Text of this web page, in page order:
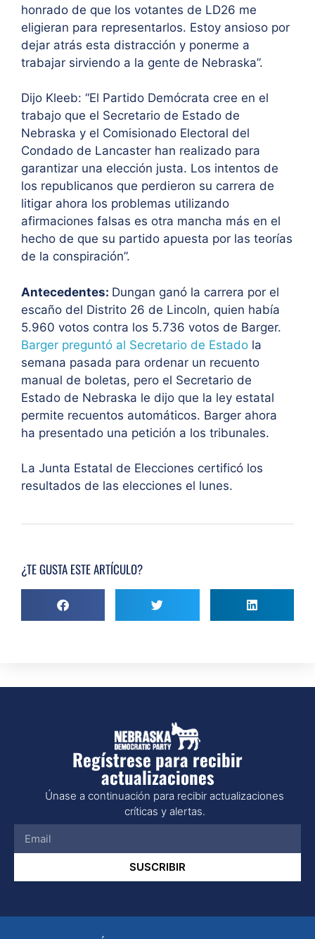
honrado de que los votantes de LD26 me
eligieran para representarlos. Estoy ansioso por
dejar atrás esta distracción y ponerme a
trabajar sirviendo a la gente de Nebraska”.
Dijo Kleeb: “El Partido Demócrata cree en el
trabajo que el Secretario de Estado de
Nebraska y el Comisionado Electoral del
Condado de Lancaster han realizado para
garantizar una elección justa. Los intentos de
los republicanos que perdieron su carrera de
litigar ahora los problemas utilizando
afirmaciones falsas es otra mancha más en el
hecho de que su partido apuesta por las teorías
de la conspiración”.
Antecedentes: Dungan ganó la carrera por el
escaño del Distrito 26 de Lincoln, quien había
5.960 votos contra los 5.736 votos de Barger.
Barger preguntó al Secretario de Estado la
semana pasada para ordenar un recuento
manual de boletas, pero el Secretario de
Estado de Nebraska le dijo que la ley estatal
permite recuentos automáticos. Barger ahora
ha presentado una petición a los tribunales.
La Junta Estatal de Elecciones certificó los
resultados de las elecciones el lunes.
¿TE GUSTA ESTE ARTÍCULO?
Regístrese para recibir
actualizaciones
Únase a continuación para recibir actualizaciones
críticas y alertas.
SUSCRIBIR